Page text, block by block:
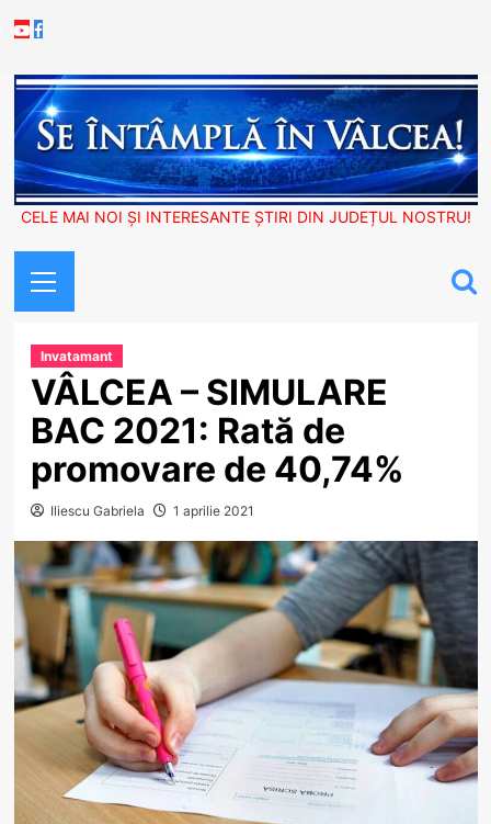
to
Youtube
Facebook
CELE MAI NOI ȘI INTERESANTE ȘTIRI DIN JUDEȚUL NOSTRU!
Menu
Invatamant
VÂLCEA – SIMULARE
BAC 2021: Rată de
promovare de 40,74%
Iliescu Gabriela 1 aprilie 2021